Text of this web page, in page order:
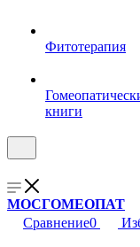
Фитотерапия
книги
МОСГОМЕОПАТ
Сравнение0